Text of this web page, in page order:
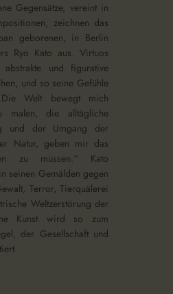
Gegensätze, vereint in
zeichnen das
geborenen, in Berlin
Ryo Kato aus. Virtuos
und figurative
und so seine Gefühle
Welt bewegt mich
malen, die alltägliche
und der Umgang der
Natur, geben mir das
zu müssen.“ Kato
seinen Gemälden gegen
Terror, Tierquälerei
Weltzerstörung der
Kunst wird so zum
der Gesellschaft und